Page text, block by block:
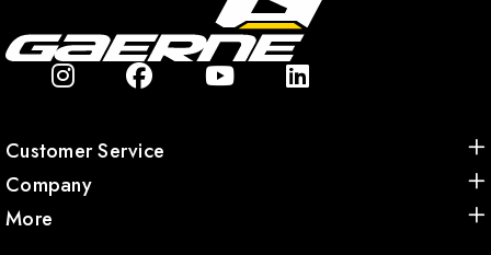
Customer Service
Company
More